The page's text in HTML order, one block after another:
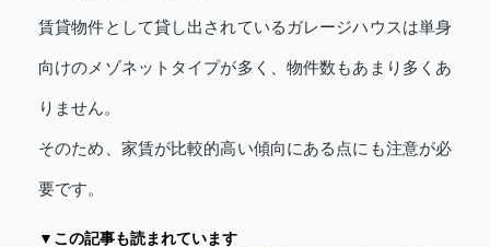
賃貸物件として貸し出されているガレージハウスは単身
向けのメゾネットタイプが多く、物件数もあまり多くあ
りません。
そのため、家賃が比較的高い傾向にある点にも注意が必
要です。
▼この記事も読まれています